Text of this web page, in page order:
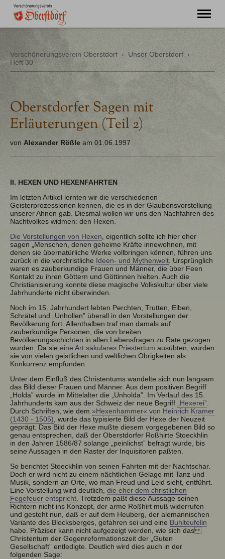
Willkommen
Aktuell
Unser Oberstdorf
Flurnamen
Kontakt
Verschönerungsverein Oberstdorf › Unser Oberstdorf ›
Heft 30
Oberstdorfer Sagen mit
Erläuterungen (Teil 2)
von Alexander Rößle am 01.06.1997
II. HEXEN UND HEXENFAHRTEN
Im letzten Artikel lernten wir die verschiedenen
Geisterprozessionen kennen, die es in der Glaubensvorstellung
unserer Ahnen gab. Diesmal wollen wir uns den Nachfahren des
Nachtvolkes widmen: den Hexen.
Die Vorstellungen von Hexen , eigentlich sollte ich hier eher
sagen „Menschen, denen geheime Kräfte innewohnen, mit
denen sie übernatürliche Werke vollbringen können, führen uns
zurück in die vorchristliche Ideen- und Mythenwelt . Ursprünglich
waren es zauberkundige Frauen und Männer, die über Feen
Kontakt zu ihren Göttern und Göttinnen hielten. Auch die
Christianisierung konnte diese magische Volkskultur über viele
Jahrhunderte nicht überwinden.
Noch im 15. Jahrhundert lebten Perchten, Trutten, Elben,
Schrätel und „Unhollen” überall in den Vorstellungen der
Bevölkerung fort. Allenthalben traf man damals auf
zauberkundige Personen, die von breiten
Bevölkerungsschichten in allen Lebensfragen zu Rate gezogen
wurden. Da sie eine Art säkulares Priestertum ausübten, wurden
sie von vielen geistlichen und weltlichen Obrigkeiten als
Konkurrenz empfunden.
Unter dem Einfluß des Christentums wandelte sich nun langsam
das Bild dieser Frauen und Männer. Aus dem positiven Begriff
„Holda” wurde im Mittelalter die „Unholda”. Im Verlauf des 15.
Jahrhunderts kam aus der Schweiz der neue Begriff
„Hexerei”
Durch Schriften, wie dem »Hexenhammer« von Heinrich Kramer
(1430 - 1505) , wurde das typisierte Bild der Hexe der Neuzeit
geprägt. Das Bild der Hexe mußte diesem vorgegebenen Bild so
genau entsprechen, daß der Oberstdorfer Roßhirte Stoeckhlin
in den Jahren 1586/87 solange „peinlichst” befragt wurde, bis
seine Aussagen in den Raster der Inquisitoren paßten.
So berichtet Stoeckhlin von seinen Fahrten mit der Nachtschar.
Doch er wird nicht zu einem nächtlichen Gelage mit Tanz und
Musik, sondern an Orte, wo man Freud und Leid sieht, entführt.
Eine Vorstellung wird deutlich, die eher dem christlichen
Fegefeuer entspricht . Trotzdem paßt diese Aussage seinen
Richtern nicht ins Konzept, der arme Roßhirt muß widerrufen
und gesteht nun, daß er auf dem Heuberg, der alemannischen
Variante des Blocksberges, gefahren sei und eine Buhlteufelin
habe. Präziser kann nicht aufgezeigt werden, wie sich das
Christentum der Gegenreformationszeit der „Guten
Gesellschaft” entledigte. Deutlich wird dies auch in der
folgenden Sage: